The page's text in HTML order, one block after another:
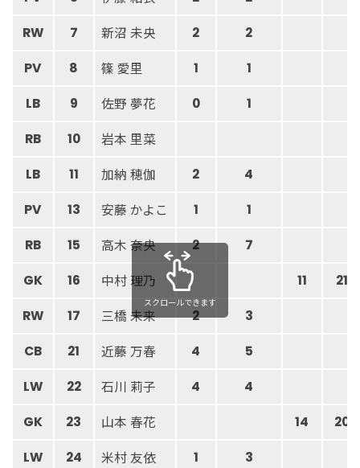
RW 7 新沼 未央 2 2
PV 8 篠 愛里 1 1
LB 9 佐野 夢花 0 1
RB 10 岩本 里菜
LB 11 加納 穂伽 2 4
PV 13 安藤 かよこ 1 1
RB 15 高木 奈央 2 7
GK 16 中村 理乃 11 21
RW 17 三橋 未来 2 3
CB 21 近藤 万春 4 5
LW 22 石川 莉子 4 4
GK 23 山本 春花 14 20
LW 24 米村 友依 1 3
スクロールできます